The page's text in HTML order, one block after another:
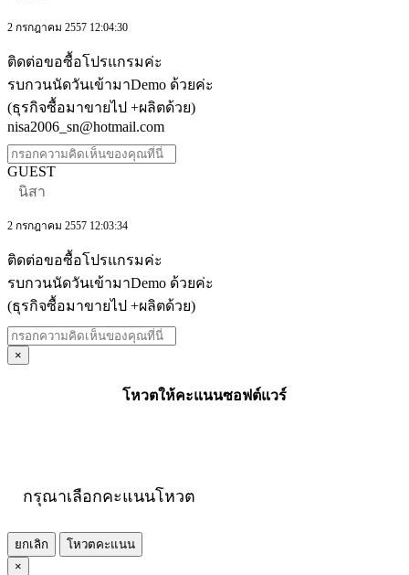
2 กรกฎาคม 2557 12:04:30
ติดต่อขอซื้อโปรแกรมค่ะ
รบกวนนัดวันเข้ามาDemo ด้วยค่ะ
(ธุรกิจซื้อมาขายไป +ผลิตด้วย)
nisa2006_sn@hotmail.com
GUEST
นิสา
2 กรกฎาคม 2557 12:03:34
ติดต่อขอซื้อโปรแกรมค่ะ
รบกวนนัดวันเข้ามาDemo ด้วยค่ะ
(ธุรกิจซื้อมาขายไป +ผลิตด้วย)
×
โหวตให้คะแนนซอฟต์แวร์
กรุณาเลือกคะแนนโหวต
ยกเลิก
โหวตคะแนน
×